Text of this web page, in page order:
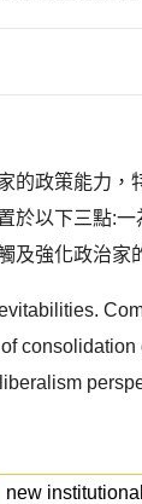
的政策能力，
於以下三點:
及強化政治家
new